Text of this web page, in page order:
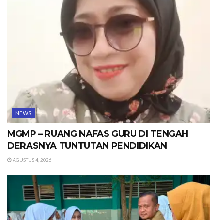
NEWS
MGMP – RUANG NAFAS GURU DI TENGAH
DERASNYA TUNTUTAN PENDIDIKAN
AGUSTUS 4, 2026